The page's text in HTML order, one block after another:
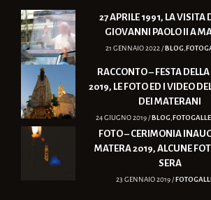
27 APRILE 1991, LA VISITA
GIOVANNI PAOLO II A
21 GENNAIO 2022 /BLOG ,
RACCONTO – FESTA
2019, LE FOTO ED I VIDEO
DEI MATERANI
24 GIUGNO 2019 /BLOG ,
FOTO – CERIMONIA
MATERA 2019, ALCUNE
SERA
23 GENNAIO 2019 /